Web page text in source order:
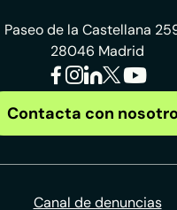
Paseo de la Castellana
28046 Madrid
Contacta con
Canal de denuncias